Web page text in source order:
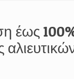
έως